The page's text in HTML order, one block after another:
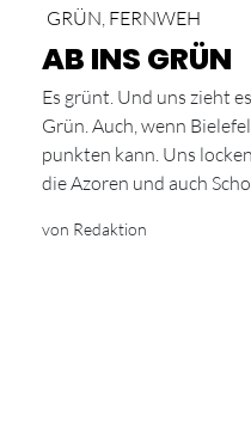
GRÜN FERNWEH
AB INS GRÜN
Es grünt. Und uns zieht
Grün. Auch, wenn
punkten kann. Uns
die Azoren und auch
von Redaktion